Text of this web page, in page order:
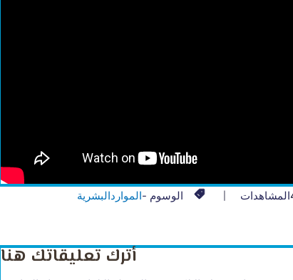
المشاهدات الوسوم -المواردالبشرية
أترك تعليقاتك هنا